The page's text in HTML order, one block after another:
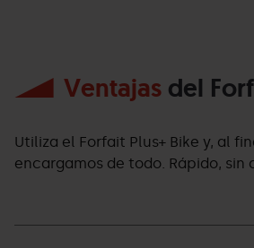
Ventajas del
Utiliza el Forfait Plus+ Bike y, al
encargamos de todo. Rápido,